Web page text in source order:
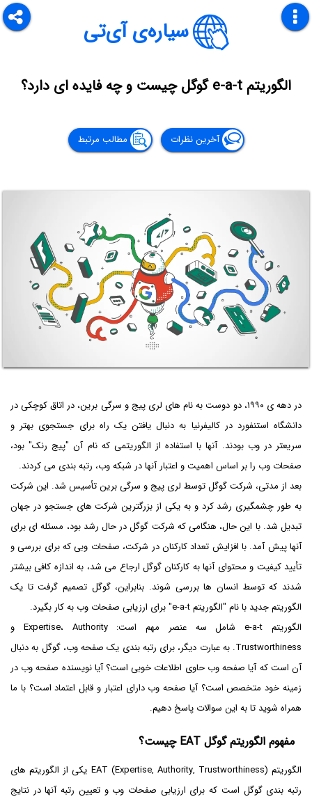
سیاره‌ی آی‌تی
الگوریتم e-a-t گوگل چیست و چه فایده ای دارد؟
آخرین نظرات مطالب مرتبط
در دهه ی ۱۹۹۰، دو دوست به نام های لری پیج و سرگی برین، در اتاق کوچکی در
دانشگاه استنفورد در کالیفرنیا به دنبال یافتن یک راه برای جستجوی بهتر و
سریعتر در وب بودند. آنها با استفاده از الگوریتمی که نام آن "پیج رنک" بود،
صفحات وب را بر اساس اهمیت و اعتبار آنها در شبکه وب، رتبه بندی می کردند.
بعد از مدتی، شرکت گوگل توسط لری پیج و سرگی برین تأسیس شد. این شرکت
به طور چشمگیری رشد کرد و به یکی از بزرگترین شرکت های جستجو در جهان
تبدیل شد. با این حال، هنگامی که شرکت گوگل در حال رشد بود، مسئله ای برای
آنها پیش آمد. با افزایش تعداد کارکنان در شرکت، صفحات وبی که برای بررسی و
تأیید کیفیت و محتوای آنها به کارکنان گوگل ارجاع می شد، به اندازه کافی بیشتر
شدند که توسط انسان ها بررسی شوند. بنابراین، گوگل تصمیم گرفت تا یک
الگوریتم جدید با نام "الگوریتم e-a-t" برای ارزیابی صفحات وب به کار بگیرد.
الگوریتم e-a-t شامل سه عنصر مهم است: Expertise، Authority و
Trustworthiness. به عبارت دیگر، برای رتبه بندی یک صفحه وب، گوگل به دنبال
آن است که آیا صفحه وب حاوی اطلاعات خوبی است؟ آیا نویسنده صفحه وب در
زمینه خود متخصص است؟ آیا صفحه وب دارای اعتبار و قابل اعتماد است؟ با ما
همراه شوید تا به این سوالات پاسخ دهیم.
مفهوم الگوریتم گوگل EAT چیست؟
الگوریتم EAT (Expertise, Authority, Trustworthiness) یکی از الگوریتم های
رتبه بندی گوگل است که برای ارزیابی صفحات وب و تعیین رتبه آنها در نتایج